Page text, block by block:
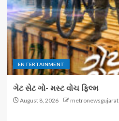
ENTERTAINMENT
ગેટ સેટ ગો- મસ્ટ વોચ ફિલ્મ
August 8, 2026 metronewsgujarat